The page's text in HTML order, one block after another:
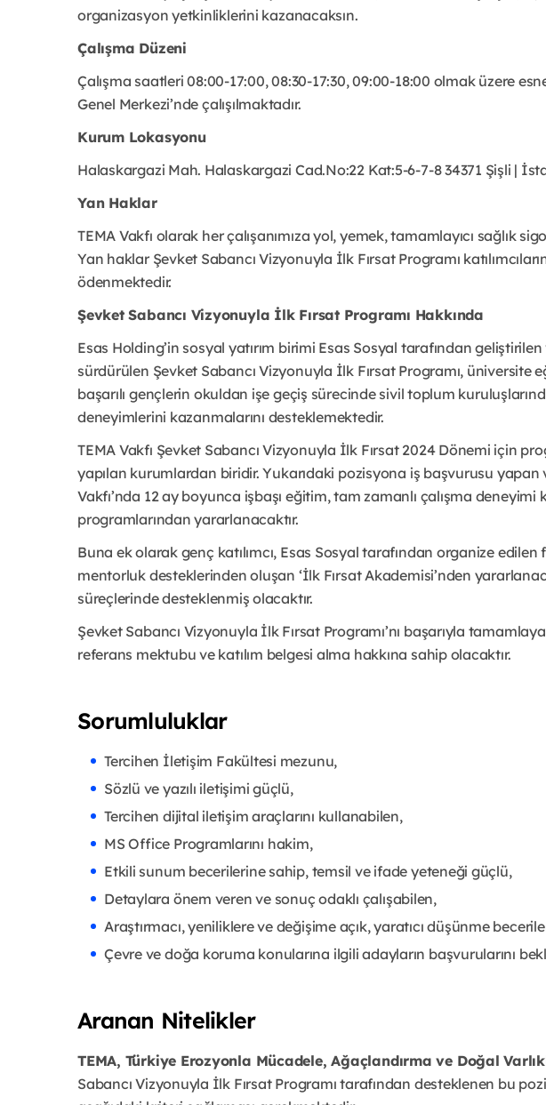
organizasyon yetkinliklerini kazanacaksın.
Çalışma Düzeni
Çalışma saatleri 08:00-17:00, 08:30-17:30, 09:00-18:00 olmak üzere
Genel Merkezi’nde çalışılmaktadır.
Kurum Lokasyonu
Halaskargazi Mah. Halaskargazi Cad.No:22 Kat:5-6-7-8 34371 Şişli |
Yan Haklar
TEMA Vakfı olarak her çalışanımıza yol, yemek, tamamlayıcı sağlık
Yan haklar Şevket Sabancı Vizyonuyla İlk Fırsat Programı
ödenmektedir.
Şevket Sabancı Vizyonuyla İlk Fırsat Programı Hakkında
Esas Holding’in sosyal yatırım birimi Esas Sosyal tarafından
sürdürülen Şevket Sabancı Vizyonuyla İlk Fırsat Programı, üniversite
başarılı gençlerin okuldan işe geçiş sürecinde sivil toplum
deneyimlerini kazanmalarını desteklemektedir.
TEMA Vakfı Şevket Sabancı Vizyonuyla İlk Fırsat 2024 Dönemi için
yapılan kurumlardan biridir. Yukarıdaki pozisyona iş başvurusu yapan
Vakfı’nda 12 ay boyunca işbaşı eğitim, tam zamanlı çalışma
programlarından yararlanacaktır.
Buna ek olarak genç katılımcı, Esas Sosyal tarafından organize
mentorluk desteklerinden oluşan ‘İlk Fırsat Akademisi’nden
süreçlerinde desteklenmiş olacaktır.
Şevket Sabancı Vizyonuyla İlk Fırsat Programı’nı başarıyla
referans mektubu ve katılım belgesi alma hakkına sahip olacaktır.
Sorumluluklar
Tercihen İletişim Fakültesi mezunu,
Sözlü ve yazılı iletişimi güçlü,
Tercihen dijital iletişim araçlarını kullanabilen,
MS Office Programlarını hakim,
Etkili sunum becerilerine sahip, temsil ve ifade yeteneği güçlü,
Detaylara önem veren ve sonuç odaklı çalışabilen,
Araştırmacı, yeniliklere ve değişime açık, yaratıcı düşünme
Çevre ve doğa koruma konularına ilgili adayların başvurularını
Aranan Nitelikler
TEMA, Türkiye Erozyonla Mücadele, Ağaçlandırma ve Doğal
Sabancı Vizyonuyla İlk Fırsat Programı tarafından desteklenen bu